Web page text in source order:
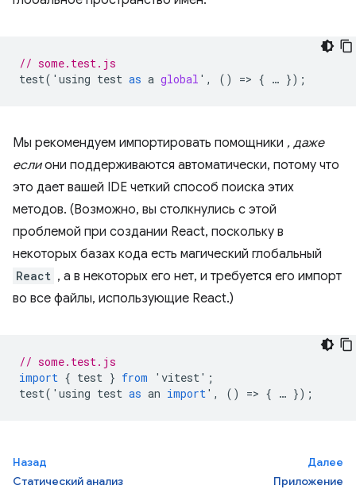
// some.test.js
test( ' using test as a global ' , () => { … });
Мы рекомендуем импортировать помощники , даже
еслиони поддерживаются автоматически, потому что
это дает вашей IDE четкий способ поиска этих
методов. (Возможно, вы столкнулись с этой
проблемой при создании React, поскольку в
некоторых базах кода есть магический глобальный
React , а в некоторых его нет, и требуется его импорт
во все файлы, использующие React.)
// some.test.js
import { test } from ' vitest' ;
test( ' using test as an import' , () => { … });
Назад
Статический анализ
Далее
Приложение